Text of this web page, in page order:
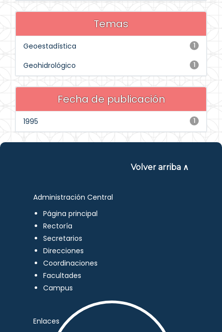
Temas
1
Geoestadística
1
Geohidrológico
Fecha de publicación
1
1995
Volver arriba ∧
Administración Central
Página principal
Rectoría
Secretarios
Direcciones
Coordinaciones
Facultades
Campus
Enlaces